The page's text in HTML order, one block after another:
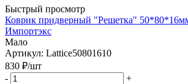
Быстрый просмотр
Коврик придверный "Решетка"
Импортэкс
Мало
Артикул: Lattice50801610
830 ₽/шт
-
+